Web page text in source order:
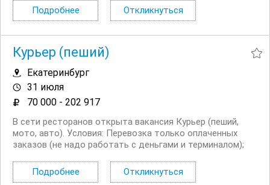
людей проще и интереснее. Открыт набор Операторов
call центра МТС в команду клиентского сервиса. Чем...
Подробнее Откликнуться
Курьер (пеший)
Екатеринбург
31 июля
70 000 - 202 917
В сети ресторанов открыта вакансия Курьер (пеший,
мото, авто). Условия: Перевозка только оплаченных
заказов (не надо работать с деньгами и терминалом);
время до 03:00; Выходные плавающие при любом
графике; Доход...
Подробнее Откликнуться